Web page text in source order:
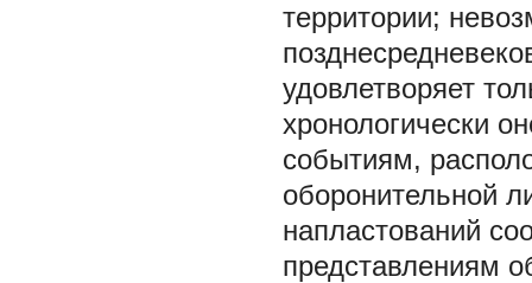
территории;
удовлетворяет
хронологически
событиям,
оборонительной
напластований
представлениям